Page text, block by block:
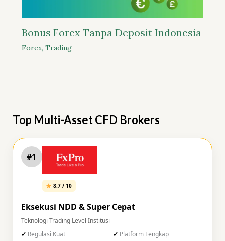
Bonus Forex Tanpa Deposit Indonesia
Forex, Trading
Top Multi-Asset CFD Brokers
#1
8.7 / 10
Eksekusi NDD & Super Cepat
Teknologi Trading Level Institusi
Regulasi Kuat
Platform Lengkap